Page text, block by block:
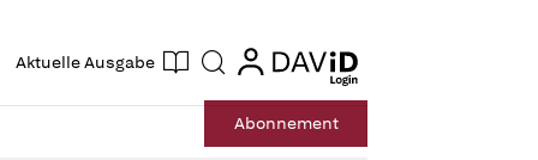
Aktuelle Ausgabe Suche login
login
Abonnement